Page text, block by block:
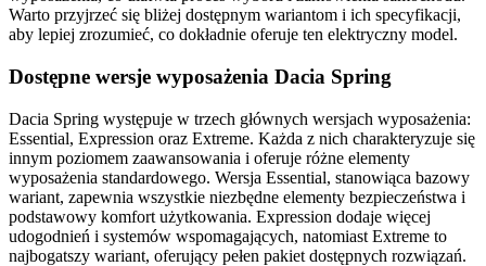
Warto przyjrzeć się bliżej dostępnym wariantom i ich specyfikacji,
aby lepiej zrozumieć, co dokładnie oferuje ten elektryczny model.
Dostępne wersje wyposażenia Dacia Spring
Dacia Spring występuje w trzech głównych wersjach wyposażenia:
Essential, Expression oraz Extreme. Każda z nich charakteryzuje się
innym poziomem zaawansowania i oferuje różne elementy
wyposażenia standardowego. Wersja Essential, stanowiąca bazowy
wariant, zapewnia wszystkie niezbędne elementy bezpieczeństwa i
podstawowy komfort użytkowania. Expression dodaje więcej
udogodnień i systemów wspomagających, natomiast Extreme to
najbogatszy wariant, oferujący pełen pakiet dostępnych rozwiązań.